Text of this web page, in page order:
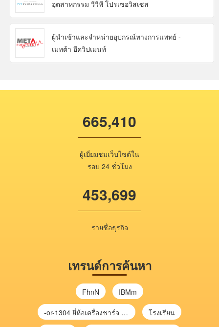
อุตสาหกรรม วีวีพี โปรเซอวิสเซส
ผู้นำเข้าและจำหน่ายอุปกรณ์ทางการแพทย์ -
เมทต้า อีควิปเมนท์
665,410
ผู้เยี่ยมชมเว็บไซต์ใน
รอบ 24 ชั่วโมง
453,699
รายชื่อธุรกิจ
เทรนด์การค้นหา
FhnN IBMm
-or-1304 ยี่ห้อเครื่องชาร์จ chargecore โรงเรียน